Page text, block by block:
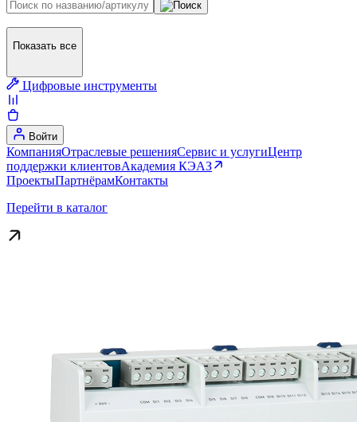
Показать все
Цифровые инструменты
Войти
КомпанияОтраслевые решенияСервис и услугиЦентр
поддержки клиентовАкадемия КЭАЗ
ПроектыПартнёрамКонтакты
Перейти в каталог